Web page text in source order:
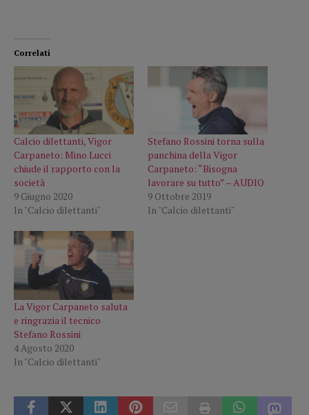
Correlati
Calcio dilettanti, Vigor
Carpaneto: Mino Lucci
chiude il rapporto con la
società
9 Giugno 2020
In "Calcio dilettanti"
Stefano Rossini torna sulla
panchina della Vigor
Carpaneto: “Bisogna
lavorare su tutto” – AUDIO
9 Ottobre 2019
In "Calcio dilettanti"
La Vigor Carpaneto saluta
e ringrazia il tecnico
Stefano Rossini
4 Agosto 2020
In "Calcio dilettanti"